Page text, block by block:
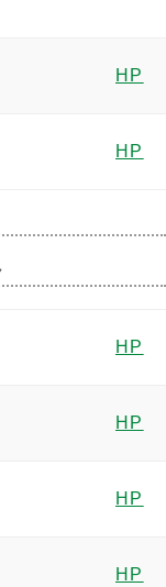
HP
HP
HP
HP
HP
HP